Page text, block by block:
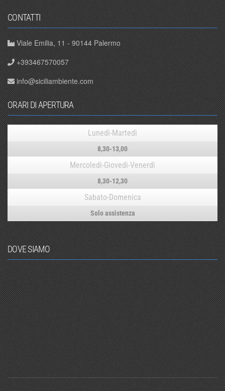
CONTATTI
Viale Emilia, 11 - 90144 Palermo
+393467570057
info@siciliambiente.com
ORARI DI APERTURA
Lunedì-Martedì
8,30-13,00
Mercoledì-Giovedì-Venerdì
8,30-12,30
Sabato-Domenica
Solo assistenza
DOVE SIAMO